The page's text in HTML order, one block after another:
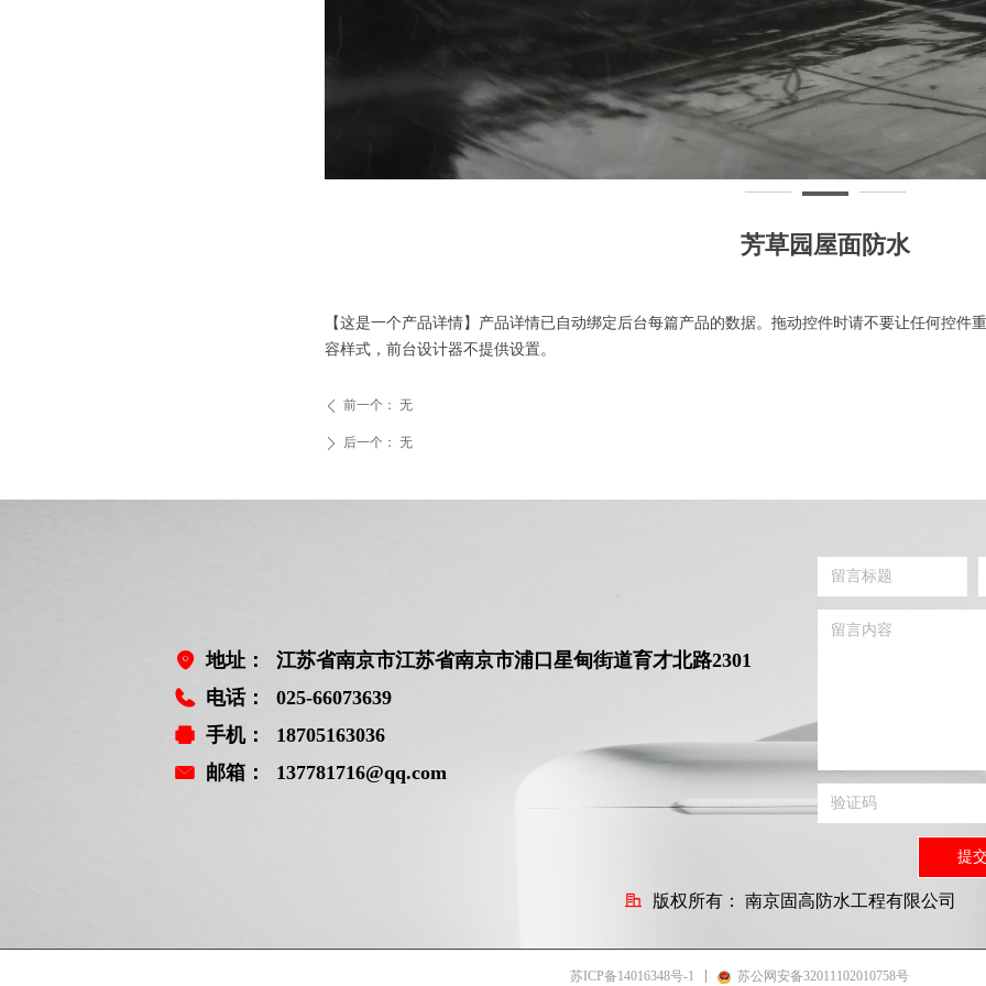
芳草园屋面防水
【这是一个产品详情】产品详情已自动绑定后台每篇产品的数据。拖动控件时请不要让任何控件
容样式，前台设计器不提供设置。
ꄴ 前一个： 无
ꄲ 后一个： 无
提
地址：
江苏省南京市江苏省南京市浦口星甸街道育才北路2301
电话：
025-66073639
手机：
18705163036
邮箱：
137781716@qq.com
版权所有： 南京固高防水工程有限公司
苏ICP备14016348号-1 苏公网安备32011102010758号